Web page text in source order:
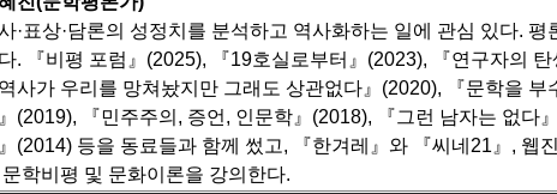
·표상·담론의 성정치를 분석하고 역사화하는 일에 관심 있다.
.
『비평 포럼』(2025), 『19호실로부터』(2023), 『연구자의
역사가 우리를 망쳐놨지만 그래도 상관없다』(2020),
『문학을
(2019), 『민주주의, 증언, 인문학』(2018), 『그런 남자는 없다
(2014) 등을 동료들과 함께 썼고,
『한겨레』와 『씨네21』, 웹
학비평 및 문화이론을 강의한다.